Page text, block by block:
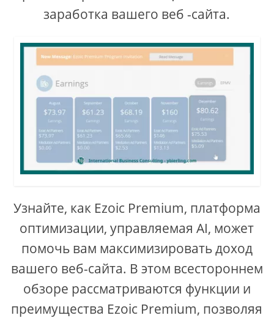
заработка вашего веб -сайта.
Узнайте, как Ezoic Premium, платформа
оптимизации, управляемая AI, может
помочь вам максимизировать доход
вашего веб-сайта. В этом всестороннем
обзоре рассматриваются функции и
преимущества Ezoic Premium, позволяя